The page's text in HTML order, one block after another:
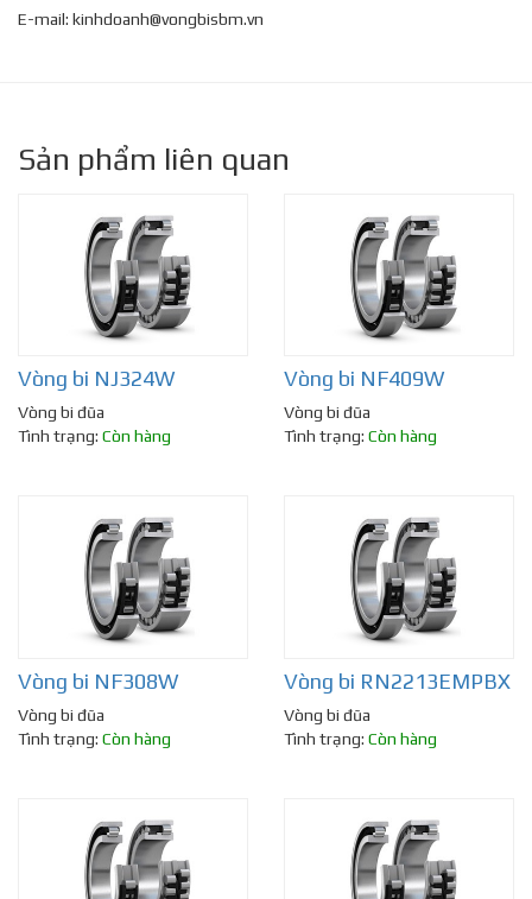
E-mail: kinhdoanh@vongbisbm.vn
Sản phẩm liên quan
Vòng bi NJ324W
Vòng bi đũa
Tình trạng: Còn hàng
Vòng bi NF409W
Vòng bi đũa
Tình trạng: Còn hàng
Vòng bi NF308W
Vòng bi đũa
Tình trạng: Còn hàng
Vòng bi RN2213EMPBX
Vòng bi đũa
Tình trạng: Còn hàng